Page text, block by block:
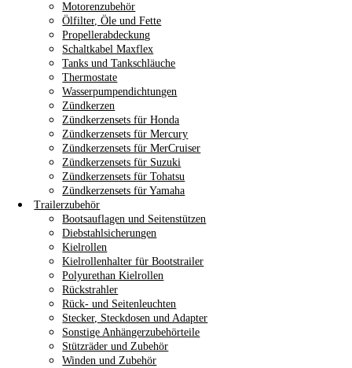
Motorenzubehör
Ölfilter, Öle und Fette
Propellerabdeckung
Schaltkabel Maxflex
Tanks und Tankschläuche
Thermostate
Wasserpumpendichtungen
Zündkerzen
Zündkerzensets für Honda
Zündkerzensets für Mercury
Zündkerzensets für MerCruiser
Zündkerzensets für Suzuki
Zündkerzensets für Tohatsu
Zündkerzensets für Yamaha
Trailerzubehör
Bootsauflagen und Seitenstützen
Diebstahlsicherungen
Kielrollen
Kielrollenhalter für Bootstrailer
Polyurethan Kielrollen
Rückstrahler
Rück- und Seitenleuchten
Stecker, Steckdosen und Adapter
Sonstige Anhängerzubehörteile
Stützräder und Zubehör
Winden und Zubehör